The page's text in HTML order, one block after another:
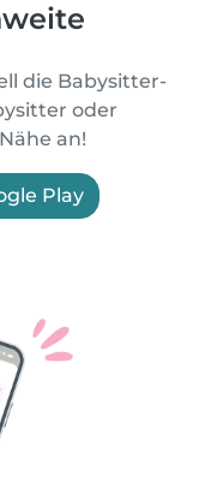
die Babysitter-
oder
an!
Play